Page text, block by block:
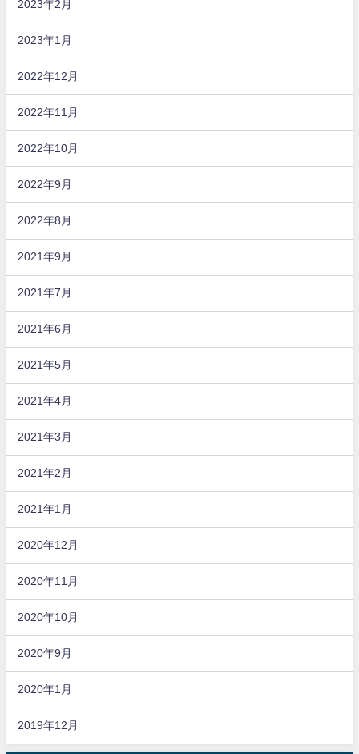
2023年2月
2023年1月
2022年12月
2022年11月
2022年10月
2022年9月
2022年8月
2021年9月
2021年7月
2021年6月
2021年5月
2021年4月
2021年3月
2021年2月
2021年1月
2020年12月
2020年11月
2020年10月
2020年9月
2020年1月
2019年12月